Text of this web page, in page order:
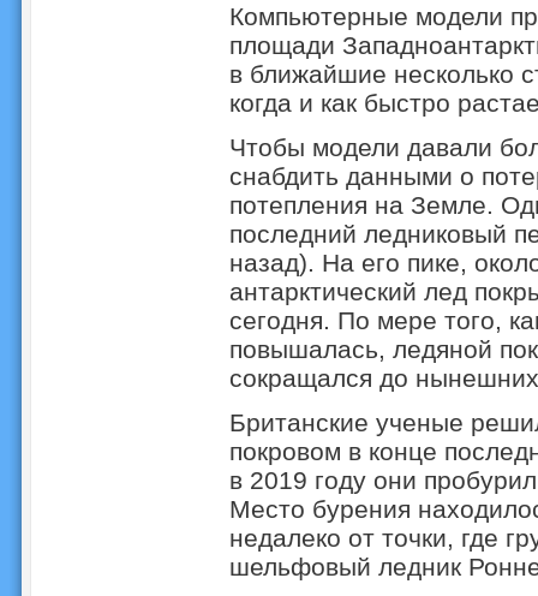
Компьютерные модели
площади
в ближайшие несколько
когда и как быстро
Чтобы модели давали
снабдить данными о
потепления на Земле.
последний ледниковый
назад). На его пике,
антарктический лед
сегодня. По мере того,
повышалась, ледяной
сокращался до
Британские ученые
покровом в конце
в 2019 году они
Место бурения
недалеко от точки, где
шельфовый ледник